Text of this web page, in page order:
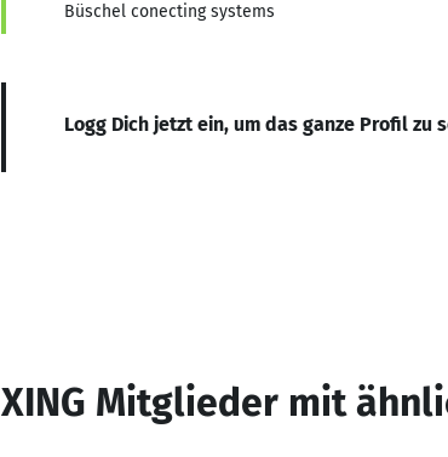
Büschel conecting systems
Logg Dich jetzt ein, um das ganze Profil zu
XING Mitglieder mit